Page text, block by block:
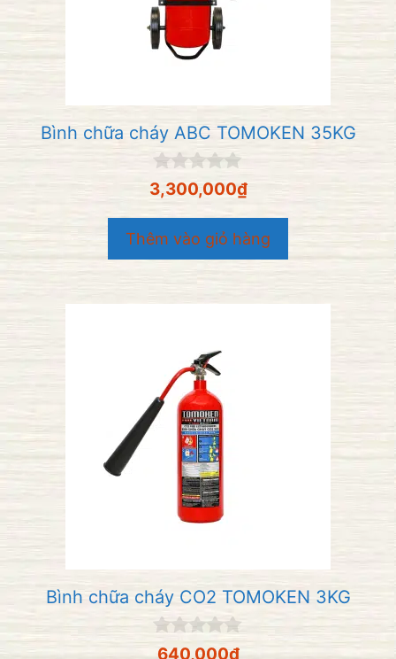
Bình chữa cháy ABC TOMOKEN 35KG
0
n
g
o
à
i
3,300,000₫
Thêm vào giỏ hàng
Bình chữa cháy CO2 TOMOKEN 3KG
0
640,000₫